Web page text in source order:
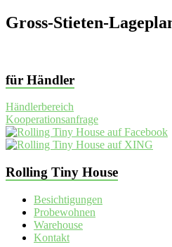
Gross-Stieten-
für Händler
Händlerbereich
Kooperationsanfrage
Rolling Tiny House
Besichtigungen
Probewohnen
Warehouse
Kontakt